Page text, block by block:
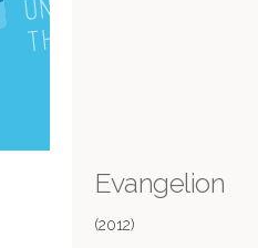
Evangelion
(2012)